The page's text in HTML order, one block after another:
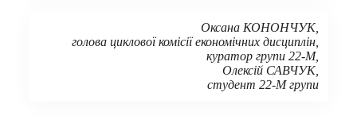
Оксана КОНОНЧУК,
голова циклової комісії економічних дисциплін,
куратор групи 22-М,
Олексій САВЧУК,
студент 22-М групи